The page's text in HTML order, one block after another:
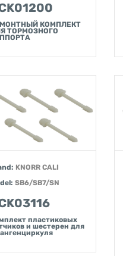
КОМПЛЕКТ
ТОРМОЗНОГО
KNORR CALI
SB6/SB7/SN
пластиковых
и шестерен для